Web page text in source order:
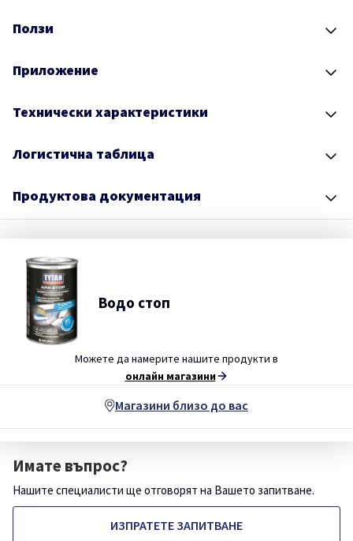
Ползи
Приложение
Технически характеристики
Логистична таблица
Продуктова документация
Водо стоп
Можете да намерите нашите продукти в
онлайн магазини
Магазини близо до вас
Имате въпрос?
Нашите специалисти ще отговорят на Вашето запитване.
ИЗПРАТЕТЕ ЗАПИТВАНЕ